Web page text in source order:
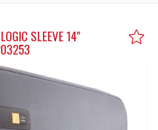
SLEEVE 14"